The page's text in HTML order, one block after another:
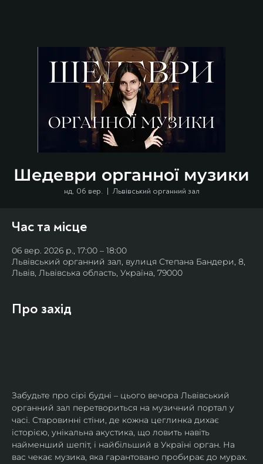
Шедеври органної музики
нд, 06 вер.
  |
Львівський органний зал
Час та місце
06 вер. 2026 р., 17:00 – 18:00
Львівський органний зал, вулиця Степана Бандери, 8,
Львів, Львівська область, Україна, 79000
Про захід
Забудьте про сірі будні – цього вечора Львівський
органний зал перетвориться на музичний портал у
часі. Старовинні стіни, де кожна цеглинка дихає
історією, унікальна акустика, що ловить навіть
найменший шепіт, і найбільший в Україні орган. На
вас чекає музика, яка гарантовано пробирає до мурах.